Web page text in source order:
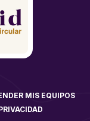
MIS EQUIPOS